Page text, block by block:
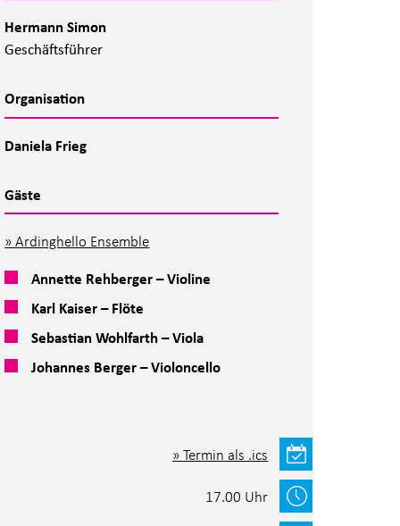
Hermann Simon
Geschäftsführer
Organisation
Daniela Frieg
Gäste
Ardinghello Ensemble
Annette Rehberger – Violine
Karl Kaiser – Flöte
Sebastian Wohlfarth – Viola
Johannes Berger – Violoncello
Termin als .ics
17.00 Uhr